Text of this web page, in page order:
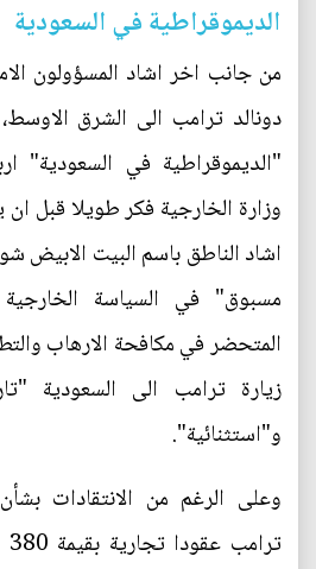
الديموقراطية في السعودية
من جانب اخر اشاد المسؤولون
دونالد ترامب الى الشرق
"الديموقراطية في السعودية"
وزارة الخارجية فكر طويلا قبل ان
اشاد الناطق باسم البيت الابيض
مسبوق" في السياسة
المتحضر في مكافحة الارهاب
زيارة ترامب الى السعودية
و"استثنائية".
وعلى الرغم من الانتقادات